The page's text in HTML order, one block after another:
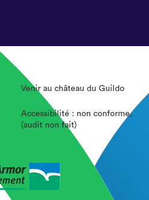
Venir au château du Guildo
Accessibilité : non conforme,
(audit non fait)